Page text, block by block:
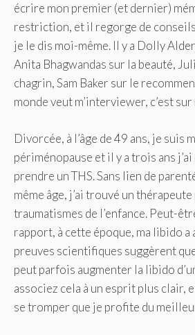
écrire mon premier (et dernier)
restriction, et il regorge de
je le dis moi-même. Il y a Dolly
Anita Bhagwandas sur la beauté,
chagrin, Sam Baker sur le
monde veut m’interviewer, c’est
Divorcée, à l’âge de 49 ans, je suis
périménopause et il y a trois ans j’ai
prendre un THS. Sans lien de
même âge, j’ai trouvé un
traumatismes de l’enfance. Peut-
rapport, à cette époque, ma libido a
preuves scientifiques suggèrent
peut parfois augmenter la libido
associez cela à un esprit plus clair,
se tromper que je profite du